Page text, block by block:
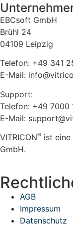
EBCsoft GmbH
Brühl 24
04109 Leipzig
Telefon: +49 341
E-Mail:
Support:
Telefon: +49 7000
E-Mail:
VITRICON® ist eine
GmbH.
AGB
Impressum
Datenschutz